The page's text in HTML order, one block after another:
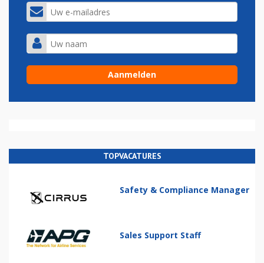
TOPVACATURES
Safety & Compliance Manager
Sales Support Staff